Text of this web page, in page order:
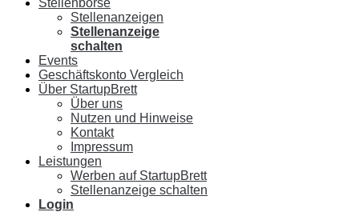
Stellenbörse
Stellenanzeigen
Stellenanzeige
schalten
Events
Geschäftskonto Vergleich
Über StartupBrett
Über uns
Nutzen und Hinweise
Kontakt
Impressum
Leistungen
Werben auf StartupBrett
Stellenanzeige schalten
Login